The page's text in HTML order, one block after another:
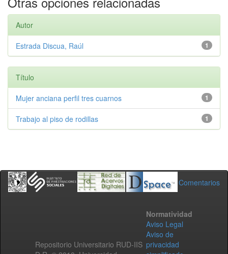
Autor
1
Estrada Discua, Raúl
Título
1
Mujer anciana perfil tres cuarnos
1
Trabajo al piso de rodillas
Comentarios
Repositorio Universitario RUD-IIS
Normatividad
Aviso Legal
Aviso de
privacidad